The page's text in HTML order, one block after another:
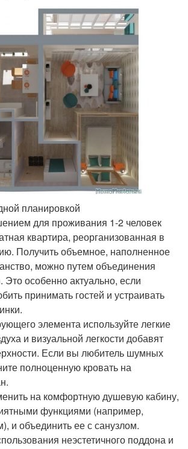
планировкой
для проживания 1-2 человек
квартира, реорганизованная в
Получить объемное, наполненное
можно путем объединения
Это особенно актуально, если
принимать гостей и устраивать
элемента используйте легкие
и визуальной легкости добавят
Если вы любитель шумных
полноценную кровать на
на комфортную душевую кабину,
функциями (например,
и объединить ее с санузлом.
неэстетичного поддона и